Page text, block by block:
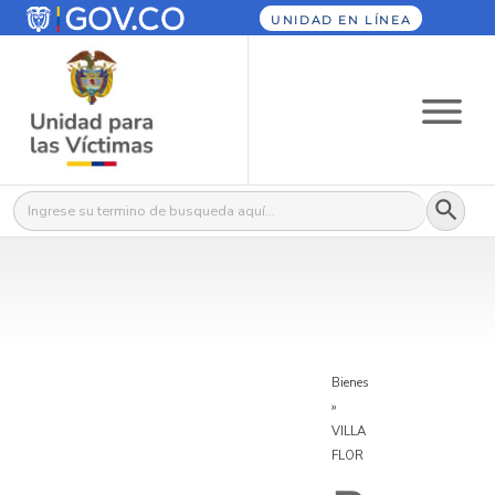
UNIDAD EN LÍNEA
Buscar: Botón
Bienes
»
VILLA
FLOR